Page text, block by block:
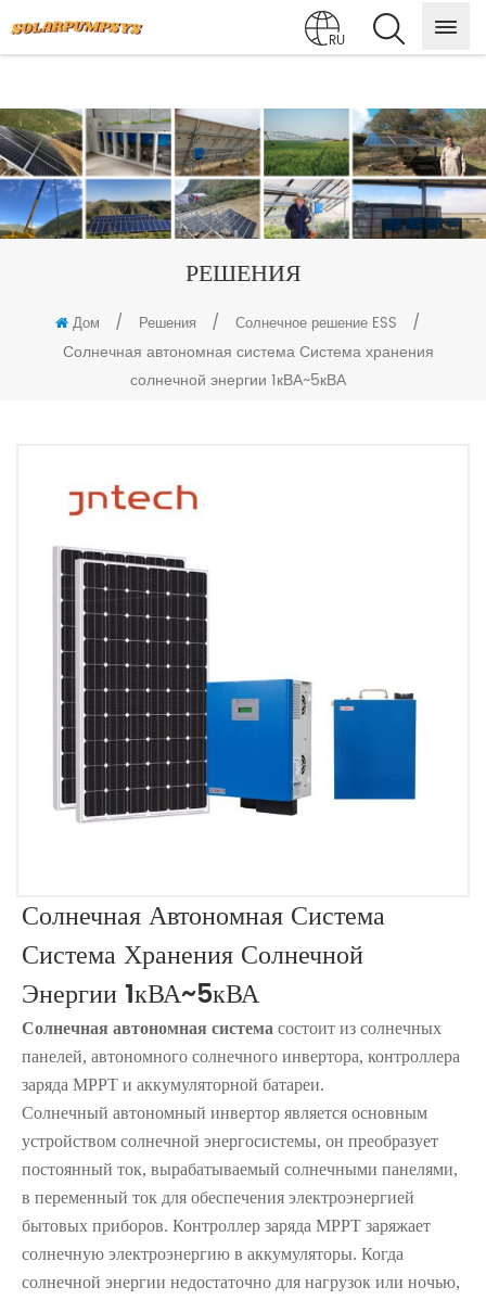
RU
РЕШЕНИЯ
Дом / Решения / Солнечное решение ESS
/
Солнечная автономная система Система хранения
солнечной энергии 1кВА~5кВА
Солнечная Автономная Система
Система Хранения Солнечной
Энергии 1кВА~5кВА
Солнечная автономная система состоит из солнечных
панелей, автономного солнечного инвертора, контроллера
заряда MPPT и аккумуляторной батареи.
Солнечный автономный инвертор является основным
устройством солнечной энергосистемы, он преобразует
постоянный ток, вырабатываемый солнечными панелями,
в переменный ток для обеспечения электроэнергией
бытовых приборов. Контроллер заряда MPPT заряжает
солнечную электроэнергию в аккумуляторы. Когда
солнечной энергии недостаточно для нагрузок или ночью,